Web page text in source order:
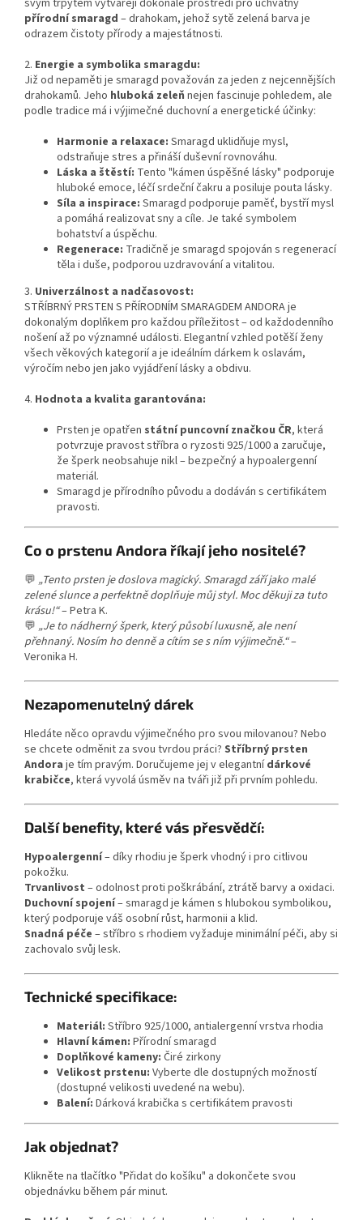
svým třpytem vytvářejí dokonalé prostředí pro úchvatný
přírodní smaragd – drahokam, jehož sytě zelená barva je
odrazem čistoty přírody a majestátnosti.
2. Energie a symbolika smaragdu:
Již od nepaměti je smaragd považován za jeden z nejcennějších
drahokamů. Jeho hluboká zeleň nejen fascinuje pohledem, ale
podle tradice má i výjimečné duchovní a energetické účinky:
Harmonie a relaxace: Smaragd uklidňuje mysl,
odstraňuje stres a přináší duševní rovnováhu.
Láska a štěstí: Tento "kámen úspěšné lásky" podporuje
hluboké emoce, léčí srdeční čakru a posiluje pouta lásky.
Síla a inspirace: Smaragd podporuje paměť, bystří mysl
a pomáhá realizovat sny a cíle. Je také symbolem
bohatství a úspěchu.
Regenerace: Tradičně je smaragd spojován s regenerací
těla i duše, podporou uzdravování a vitalitou.
3. Univerzálnost a nadčasovost:
STŘÍBRNÝ PRSTEN S PŘÍRODNÍM SMARAGDEM ANDORA je
dokonalým doplňkem pro každou příležitost – od každodenního
nošení až po významné události. Elegantní vzhled potěší ženy
všech věkových kategorií a je ideálním dárkem k oslavám,
výročím nebo jen jako vyjádření lásky a obdivu.
4. Hodnota a kvalita garantována:
Prsten je opatřen státní puncovní značkou ČR, která
potvrzuje pravost stříbra o ryzosti 925/1000 a zaručuje,
že šperk neobsahuje nikl – bezpečný a hypoalergenní
materiál.
Smaragd je přírodního původu a dodáván s certifikátem
pravosti.
Co o prstenu Andora říkají jeho nositelé?
💬 „Tento prsten je doslova magický. Smaragd září jako malé
zelené slunce a perfektně doplňuje můj styl. Moc děkuji za tuto
krásu!“– Petra K.
💬 „Je to nádherný šperk, který působí luxusně, ale není
přehnaný. Nosím ho denně a cítím se s ním výjimečně.“–
Veronika H.
Nezapomenutelný dárek
Hledáte něco opravdu výjimečného pro svou milovanou? Nebo
se chcete odměnit za svou tvrdou práci? Stříbrný prsten
Andora je tím pravým. Doručujeme jej v elegantnídárkové
krabičce, která vyvolá úsměv na tváři již při prvním pohledu.
Další benefity, které vás přesvědčí:
Hypoalergenní– díky rhodiu je šperk vhodný i pro citlivou
pokožku.
Trvanlivost – odolnost proti poškrábání, ztrátě barvy a oxidaci.
Duchovní spojení– smaragd je kámen s hlubokou symbolikou,
který podporuje váš osobní růst, harmonii a klid.
Snadná péče – stříbro s rhodiem vyžaduje minimální péči, aby si
zachovalo svůj lesk.
Technické specifikace:
Materiál: Stříbro 925/1000, antialergenní vrstva rhodia
Hlavní kámen: Přírodní smaragd
Doplňkové kameny: Čiré zirkony
Velikost prstenu: Vyberte dle dostupných možností
(dostupné velikosti uvedené na webu).
Balení: Dárková krabička s certifikátem pravosti
Jak objednat?
Klikněte na tlačítko "Přidat do košíku" a dokončete svou
objednávku během pár minut.